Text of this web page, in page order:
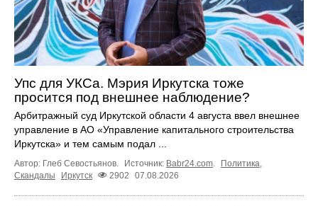
Упс для УКСа. Мэрия Иркутска тоже
просится под внешнее наблюдение?
Арбитражный суд Иркутской области 4 августа ввел внешнее
управление в АО «Управление капитального строительства
Иркутска» и тем самым подал ...
Автор: Глеб Севостьянов. Источник: Babr24.com. Политика,
Скандалы
Иркутск 2902 07.08.2026